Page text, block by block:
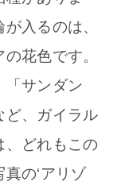
入るのは、
花色です。
「サンダン
ど、ガイラル
、どれもこの
の‘アリゾ